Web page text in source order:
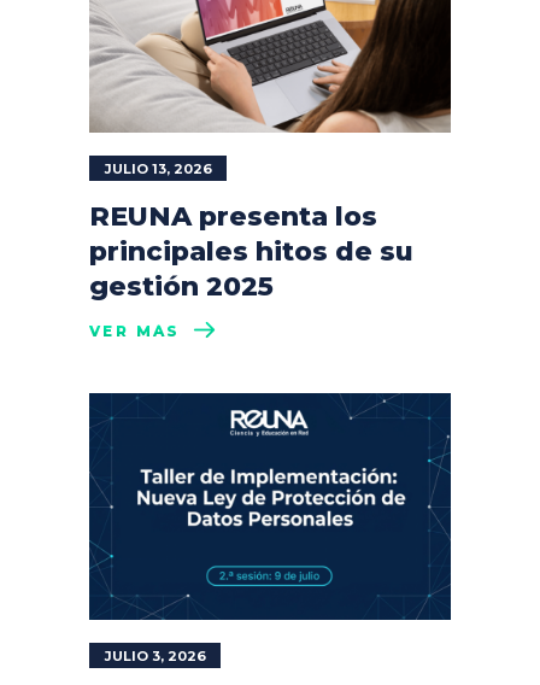
JULIO 13, 2026
REUNA presenta los
principales hitos de su
gestión 2025
VER MÁS
JULIO 3, 2026